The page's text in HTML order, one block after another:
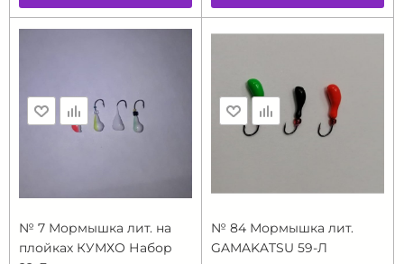
№ 7 Мормышка лит. на
плойках КУМХО Набор
№ 84 Мормышка лит.
GAMAKATSU 59-Л